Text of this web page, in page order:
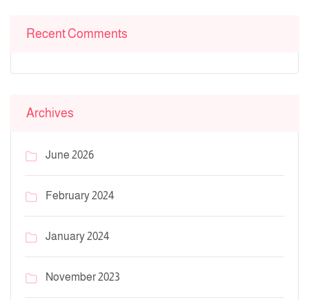
Recent Comments
Archives
June 2026
February 2024
January 2024
November 2023